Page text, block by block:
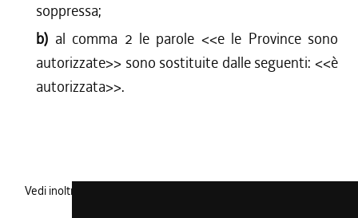
soppressa;
b) al comma 2 le parole <<e le Province sono
autorizzate>> sono sostituite dalle seguenti: <<è
autorizzata>>.
Vedi inoltre